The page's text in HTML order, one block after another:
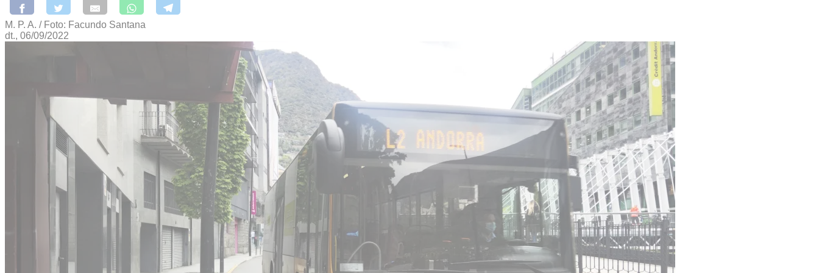
M. P. A. / Foto: Facundo Santana
dt., 06/09/2022